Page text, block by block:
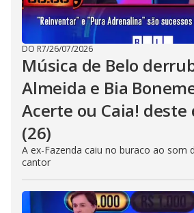
DO R7/26/07/2026
Música de Belo
Almeida e Bia
Acerte ou Caia! deste
(26)
A ex-Fazenda caiu no buraco ao som
cantor